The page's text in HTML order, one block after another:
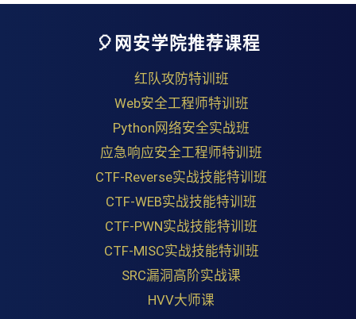
🎈网安学院推荐课程
红队攻防特训班
Web安全工程师特训班
Python网络安全实战班
应急响应安全工程师特训班
CTF-Reverse实战技能特训班
CTF-WEB实战技能特训班
CTF-PWN实战技能特训班
CTF-MISC实战技能特训班
SRC漏洞高阶实战课
HVV大师课